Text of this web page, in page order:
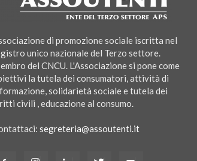
di promozione sociale iscritta nel
unico nazionale del Terzo settore.
del CNCU. L'Associazione si pone come
la tutela dei consumatori, attività di
solidarietà sociale e tutela dei
civili , educazione al consumo.
segreteria@assoutenti.it